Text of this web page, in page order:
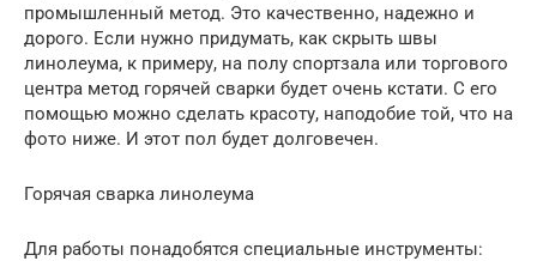
промышленный метод. Это качественно, надежно и
дорого. Если нужно придумать, как скрыть швы
линолеума, к примеру, на полу спортзала или торгового
центра метод горячей сварки будет очень кстати. С его
помощью можно сделать красоту, наподобие той, что на
фото ниже. И этот пол будет долговечен.
Горячая сварка линолеума
Для работы понадобятся специальные инструменты: